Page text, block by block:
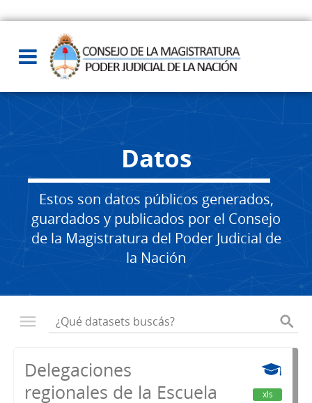
Datos
Estos son datos públicos generados,
guardados y publicados por el Consejo
de la Magistratura del Poder Judicial de
la Nación
Delegaciones
regionales de la Escuela
xls